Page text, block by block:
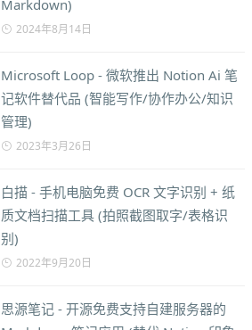
Markdown)
2024年8月14日
Microsoft Loop - 微软推出 Notion Ai 笔
记软件替代品 (智能写作/协作办公/知识
管理)
2023年3月26日
白描 - 手机电脑免费 OCR 文字识别 + 纸
质文档扫描工具 (拍照截图取字/表格识
别)
2022年9月20日
思源笔记 - 开源免费支持自建服务器的